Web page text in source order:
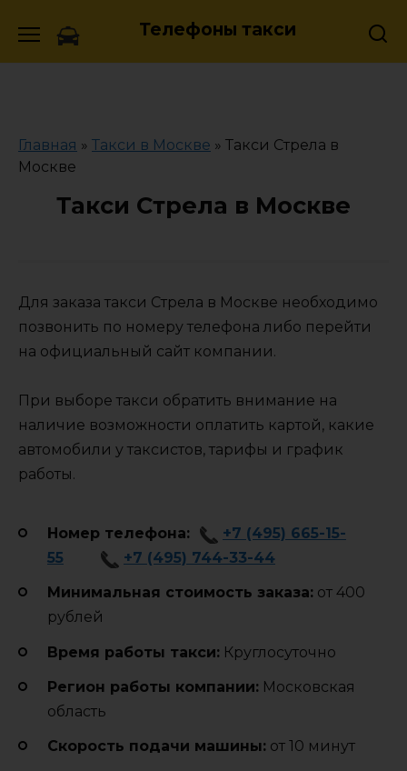
Телефоны такси
Главная » Такси в Москве » Такси Стрела в
Москве
Такси Стрела в Москве
Для заказа такси Стрела в Москве необходимо
позвонить по номеру телефона либо перейти
на официальный сайт компании.
При выборе такси обратить внимание на
наличие возможности оплатить картой, какие
автомобили у таксистов, тарифы и график
работы.
Номер телефона:
+7 (495) 665-15-
55
+7 (495) 744-33-44
Минимальная стоимость заказа: от 400
рублей
Время работы такси: Круглосуточно
Регион работы компании: Московская
область
Cкорость подачи машины: от 10 минут